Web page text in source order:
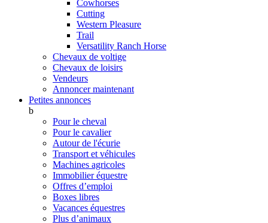
Cowhorses
Cutting
Western Pleasure
Trail
Versatility Ranch Horse
Chevaux de voltige
Chevaux de loisirs
Vendeurs
Annoncer maintenant
Petites annonces
b
Pour le cheval
Pour le cavalier
Autour de l'écurie
Transport et véhicules
Machines agricoles
Immobilier équestre
Offres d’emploi
Boxes libres
Vacances équestres
Plus d’animaux